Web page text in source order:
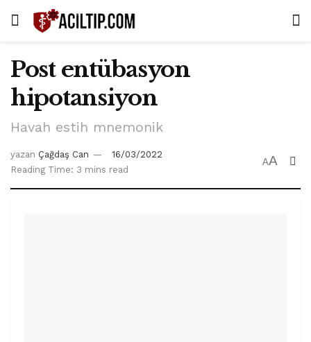
Post entübasyon
hipotansiyon
Havah estih mnemonik
yazan Çağdaş Can
16/03/2022
Reading Time: 3 mins read
AA